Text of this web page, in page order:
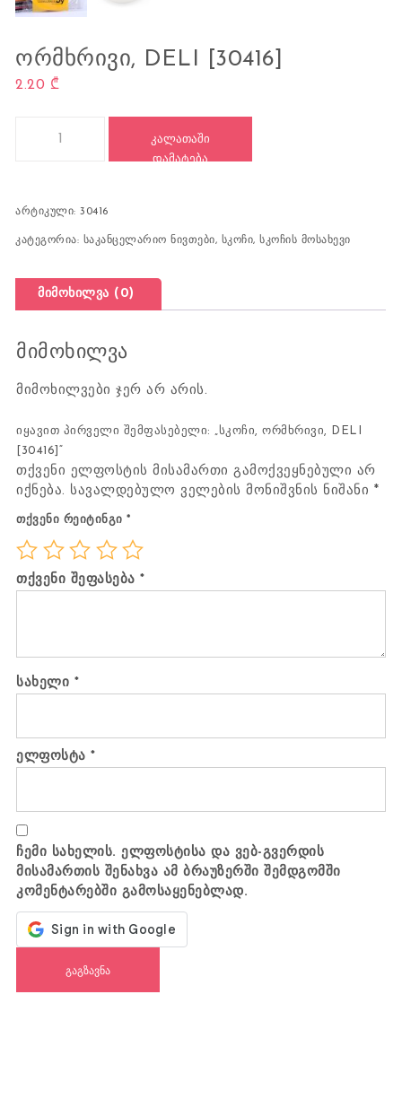
ᲝᲠᲛᲮᲠᲘᲕᲘ, DELI [30416]
2.20 ₾
ᲙᲐᲚᲐᲗᲐᲨᲘ
ᲓᲐᲛᲐᲢᲔᲑᲐ
არტიკული:30416
კატეგორია: საკანცელარიო ნივთები, სკოჩი, სკოჩის მოსახევი
მიმოხილვა (0)
მიმოხილვა
მიმოხილვები ჯერ არ არის.
იყავით პირველი შემფასებელი: „სკოჩი, ორმხრივი, DELI
[30416]“
თქვენი ელფოსტის მისამართი გამოქვეყნებული არ
იქნება. სავალდებულო ველების მონიშვნის ნიშანი *
თქვენი რეიტინგი*
თქვენი შეფასება*
სახელი *
ელფოსტა*
ჩემი სახელის. ელფოსტისა და ვებ-გვერდის
მისამართის შენახვა ამ ბრაუზერში შემდგომში
კომენტარებში გამოსაყენებლად.